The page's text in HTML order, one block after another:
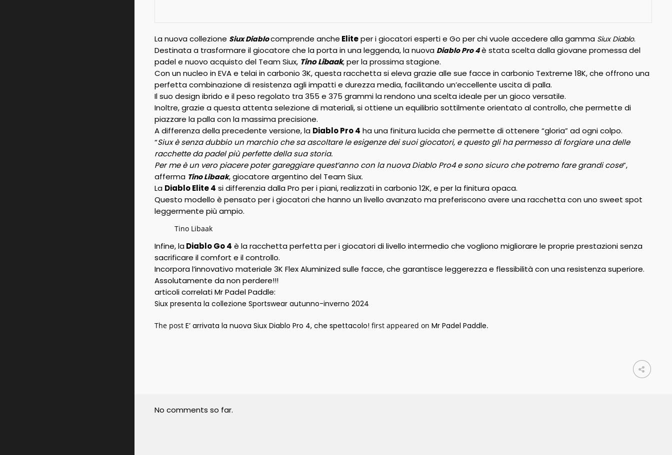
La nuova collezione Siux Diablocomprende anche Eliteper i giocatori esperti e Go per chi vuole accedere alla gamma Siux Diablo.
Destinata a trasformare il giocatore che la porta in una leggenda, la nuova Diablo Pro 4 è stata scelta dalla giovane promessa del
padel e nuovo acquisto del Team Siux, Tino Libaak, per la prossima stagione.
Con un nucleo in EVA e telai in carbonio 3K, questa racchetta si eleva grazie alle sue facce in carbonio Textreme 18K, che offrono una
perfetta combinazione di resistenza agli impatti e durezza media, facilitando un’eccellente uscita di palla.
Il suo design ibrido e il peso regolato tra 355 e 375 grammi la rendono una scelta ideale per un gioco versatile.
Inoltre, grazie a questa attenta selezione di materiali, si ottiene un equilibrio sottilmente orientato al controllo, che permette di
piazzare la palla con la massima precisione.
A differenza della precedente versione, la Diablo Pro 4 ha una finitura lucida che permette di ottenere “gloria” ad ogni colpo.
“Siux è senza dubbio un marchio che sa ascoltare le esigenze dei suoi giocatori, e questo gli ha permesso di forgiare una delle
racchette da padel più perfette della sua storia.
Per me è un vero piacere poter gareggiare quest’anno con la nuova Diablo Pro4 e sono sicuro che potremo fare grandi cose”,
afferma Tino Libaak, giocatore argentino del Team Siux.
La Diablo Elite 4 si differenzia dalla Pro per i piani, realizzati in carbonio 12K, e per la finitura opaca.
Questo modello è pensato per i giocatori che hanno un livello avanzato ma preferiscono avere una racchetta con uno sweet spot
leggermente più ampio.
Tino Libaak
Infine, laDiablo Go 4 è la racchetta perfetta per i giocatori di livello intermedio che vogliono migliorare le proprie prestazioni senza
sacrificare il comfort e il controllo.
Incorpora l’innovativo materiale 3K Flex Aluminized sulle facce, che garantisce leggerezza e flessibilità con una resistenza superiore.
Assolutamente da non perdere!!!
articoli correlati Mr Padel Paddle:
Siux presenta la collezione Sportswear autunno-inverno 2024
The post E’ arrivata la nuova Siux Diablo Pro 4, che spettacolo! first appeared on Mr Padel Paddle.
No comments so far.